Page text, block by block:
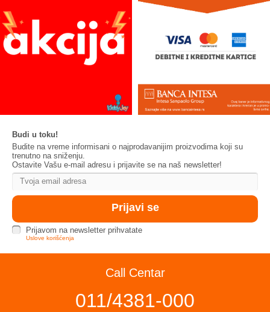
Budi u toku!
Budite na vreme informisani o najprodavanijim proizvodima koji su
trenutno na sniženju.
Ostavite Vašu e-mail adresu i prijavite se na naš newsletter!
Prijavom na newsletter prihvatate
Uslove korišćenja
Call Centar
011/4381-000